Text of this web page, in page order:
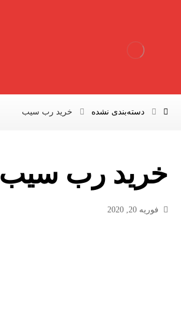
دسته‌بندی نشده خرید رب سیب
خرید رب سیب
فوریه 20, 2020